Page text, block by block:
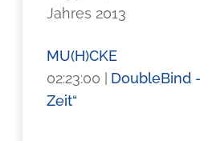
Jahres 2013
MU(H)CKE
02:23:00 |
DoubleBind
Zeit“